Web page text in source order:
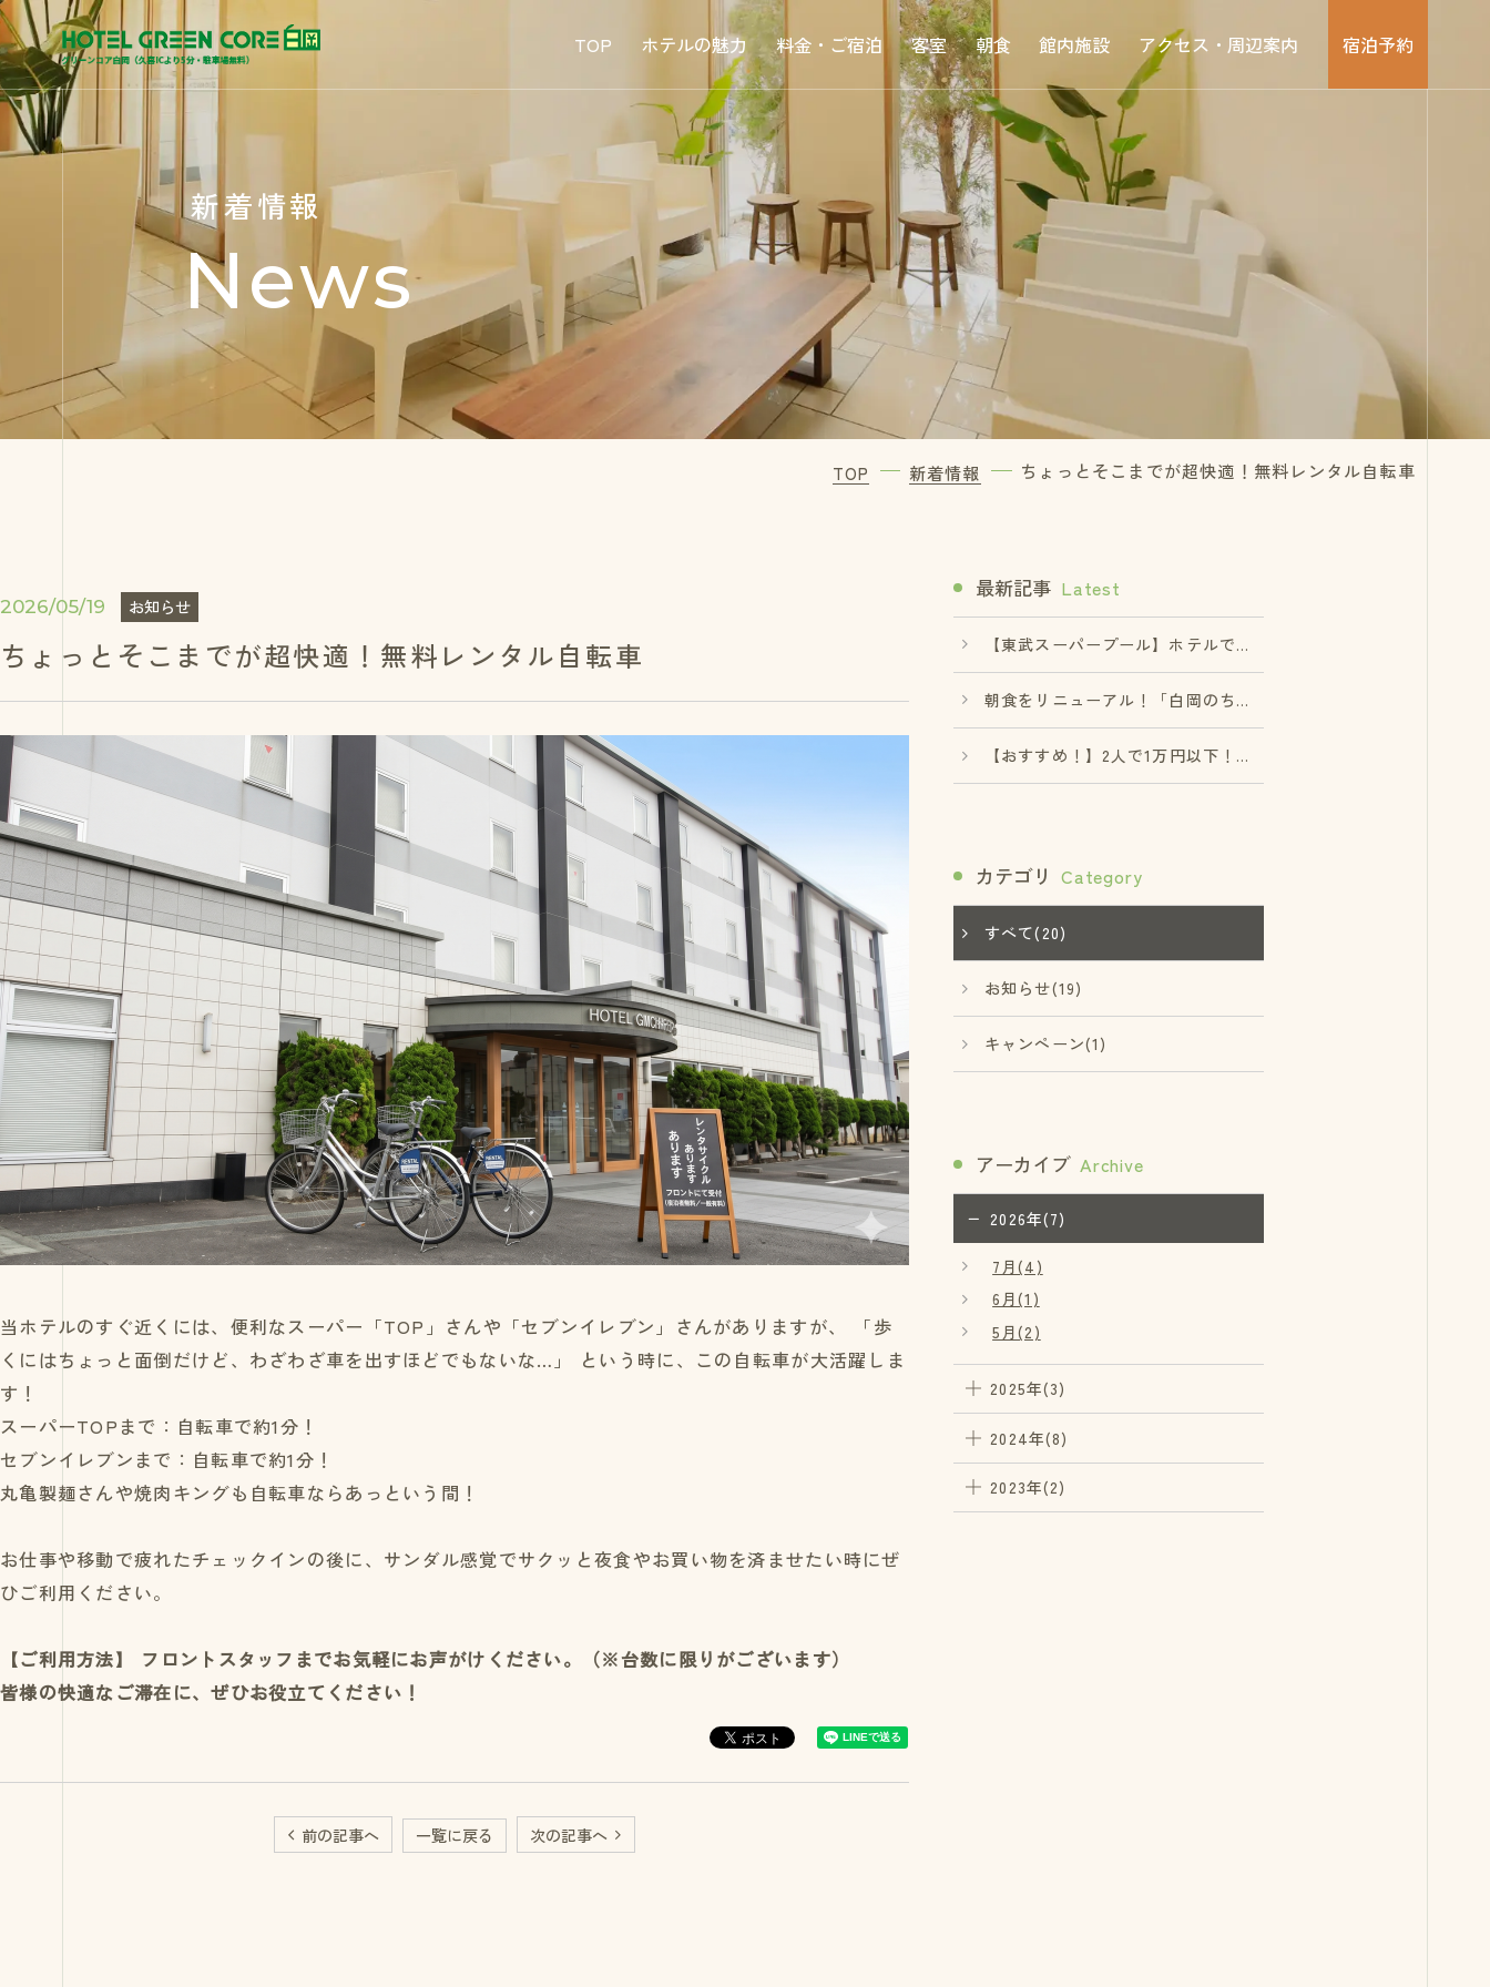
TOP ホテルの魅力 料金・ ご宿泊 客室 朝食 館内施設 アクセス・周辺案内 宿泊予約
新着情報
News
TOP 新着情報 ちょっとそこまでが超快適！無料レンタル自転車
2026/05/19 お知らせ
ちょっとそこまでが超快適！無料レンタル自転車
当ホテルのすぐ近くには、便利なスーパー「TOP」さんや「セブンイレブン」さんがありますが、 「歩
くにはちょっと面倒だけど、わざわざ車を出すほどでもないな…」 という時に、この自転車が大活躍しま
す！
スーパーTOPまで：自転車で約1分！
セブンイレブンまで：自転車で約1分！
丸亀製麺さんや焼肉キングも自転車ならあっという間！
お仕事や移動で疲れたチェックインの後に、サンダル感覚でサクッと夜食やお買い物を済ませたい時にぜ
ひご利用ください。
【ご利用方法】 フロントスタッフまでお気軽にお声がけください。（※台数に限りがございます）
皆様の快適なご滞在に、ぜひお役立てください！
前の記事へ 一覧に戻る 次の記事へ
最新記事 Latest
【東武スーパープール】ホテルではお得な入園券＋プール入場券チケット販売中です。
朝食をリニューアル！「白岡のちゃんと美味しい朝ごはん」ビュッフェ開始のご案内
【おすすめ！】2人で1万円以下！ホテルでゆったり「大人の休日・巣ごもりプラン」
カテゴリ Category
すべて(20)
お知らせ(19)
キャンペーン(1)
アーカイブ Archive
2026年(7)
7月(4)
6月(1)
5月(2)
2025年(3)
2024年(8)
2023年(2)